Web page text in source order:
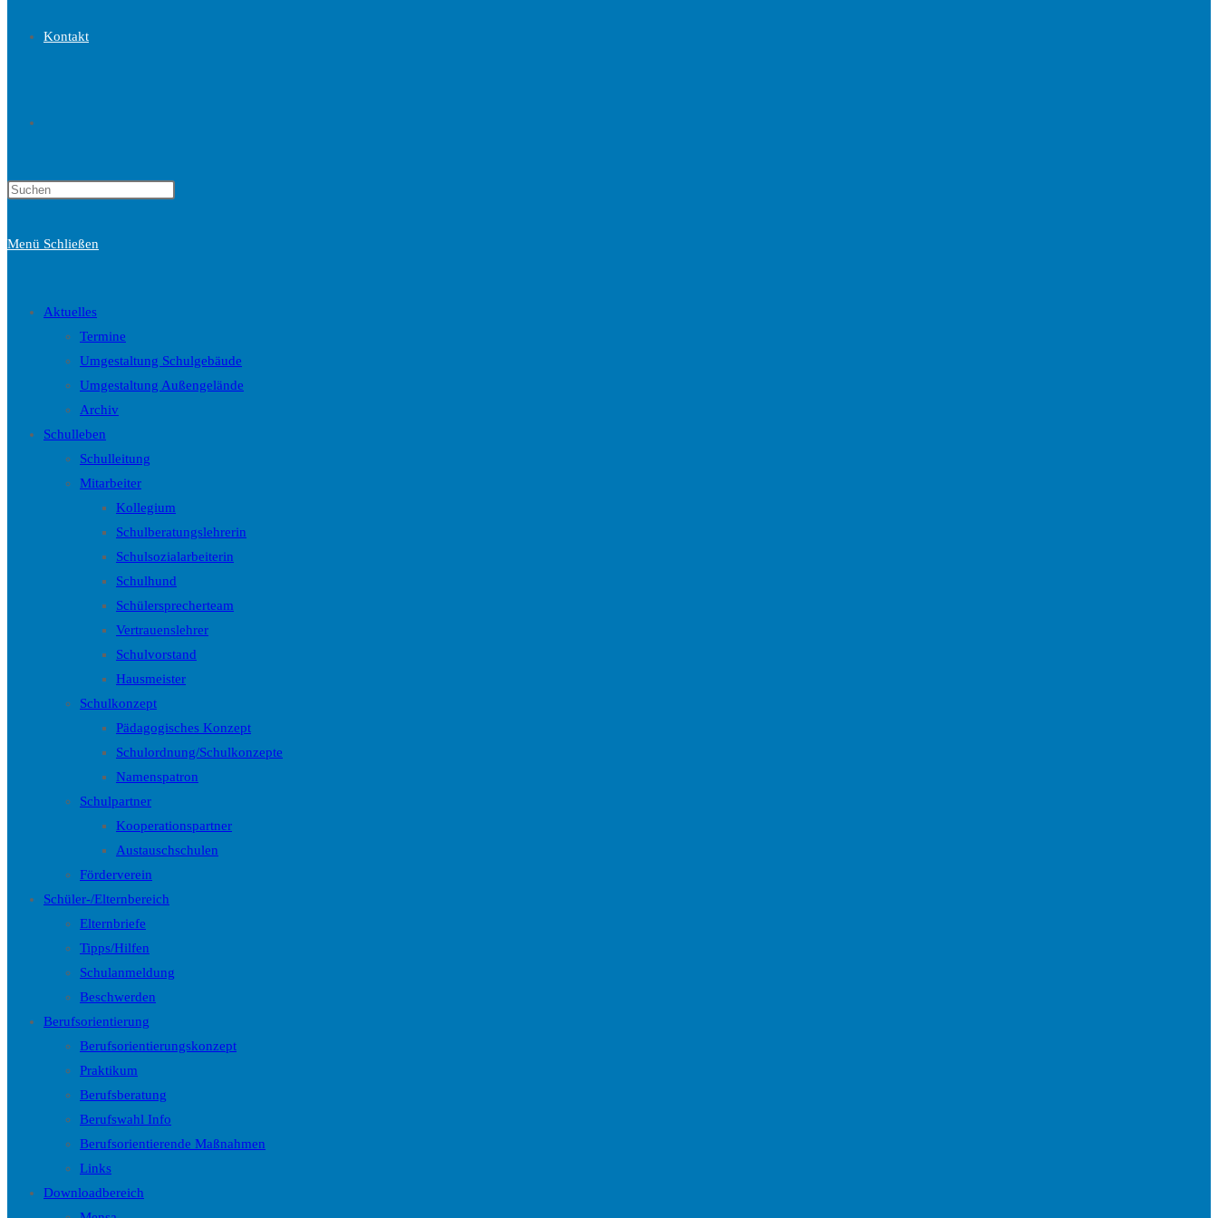
Kontakt
Menü Schließen
Aktuelles
Termine
Umgestaltung Schulgebäude
Umgestaltung Außengelände
Archiv
Schulleben
Schulleitung
Mitarbeiter
Kollegium
Schulberatungslehrerin
Schulsozialarbeiterin
Schulhund
Schülersprecherteam
Vertrauenslehrer
Schulvorstand
Hausmeister
Schulkonzept
Pädagogisches Konzept
Schulordnung/Schulkonzepte
Namenspatron
Schulpartner
Kooperationspartner
Austauschschulen
Förderverein
Schüler-/Elternbereich
Elternbriefe
Tipps/Hilfen
Schulanmeldung
Beschwerden
Berufsorientierung
Berufsorientierungskonzept
Praktikum
Berufsberatung
Berufswahl Info
Berufsorientierende Maßnahmen
Links
Downloadbereich